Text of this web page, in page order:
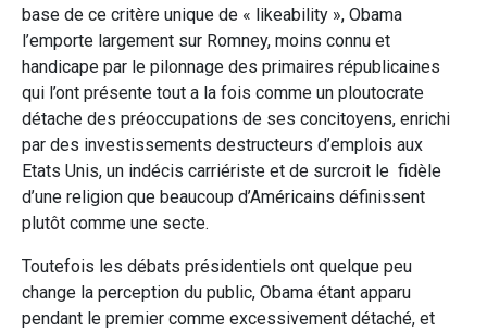
base de ce critère unique de « likeability », Obama
l’emporte largement sur Romney, moins connu et
handicape par le pilonnage des primaires républicaines
qui l’ont présente tout a la fois comme un ploutocrate
détache des préoccupations de ses concitoyens, enrichi
par des investissements destructeurs d’emplois aux
Etats Unis, un indécis carriériste et de surcroit le fidèle
d’une religion que beaucoup d’Américains définissent
plutôt comme une secte.
Toutefois les débats présidentiels ont quelque peu
change la perception du public, Obama étant apparu
pendant le premier comme excessivement détaché, et